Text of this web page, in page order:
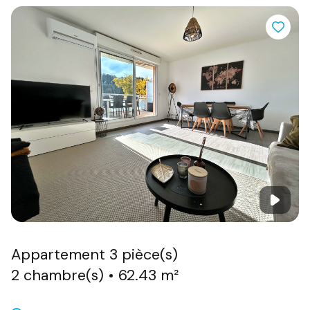
Qu’il s’agisse de trouver le bien idéal, de valoriser une
propriété à la vente, de louer sereinement ou de
déléguer la gestion locative à des professionnels de
DEEP'IMMO 13se tient à vos côtés avec
efficacité et proximité.
Explorez dès maintenant nos annonces et découvrez
comment DEEP'IMMO 13peut devenir le partenaire de
confiance de votre projet immobilier.
appartement 3 pièce(s)
2 chambre(s)
62.43 m²